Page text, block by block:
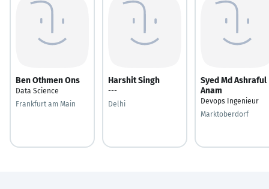
Ben Othmen Ons
Data Science
Frankfurt am Main
Harshit Singh
---
Delhi
Syed Md Ashraful
Anam
Devops Ingenieur
Marktoberdorf